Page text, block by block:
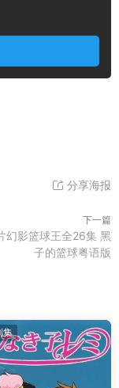
分享海报
下一篇
幻影篮球王全26集 黑
子的篮球粤语版
集